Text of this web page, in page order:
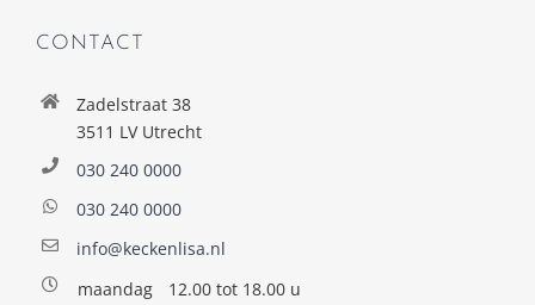
CONTACT
Zadelstraat 38
3511 LV Utrecht
030 240 0000
030 240 0000
info@keckenlisa.nl
maandag
12.00 tot 18.00 u